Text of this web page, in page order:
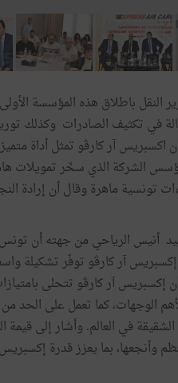
النقل باطلاق هذه المؤسسة
في تكثيف الصادرات وكذلك
اكسبريس آر كارڤو تمثل أداة
تونسية ماهرة وقال أن إرادة
أنيس الرياحي من جهته أن
إكسبريس آر كارڤو توفّر تشكيلة
الوجهات، كما تعمل على الحد
في العالم. وأشار إلى
وأنجعها، بما يعزز قدرة